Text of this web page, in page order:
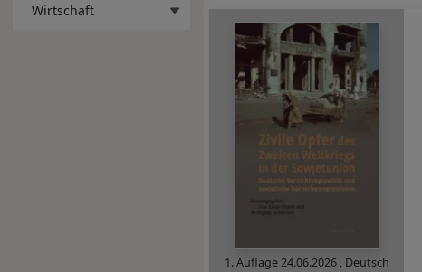
Wirtschaft
1. Auflage24.06.2026 , Deutsch